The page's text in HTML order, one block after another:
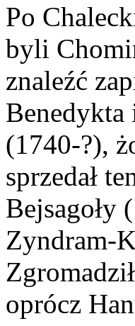
Po
byli
znaleźć
(1740-?),
sprzedał
Bejsagoły
Zyndram-
oprócz